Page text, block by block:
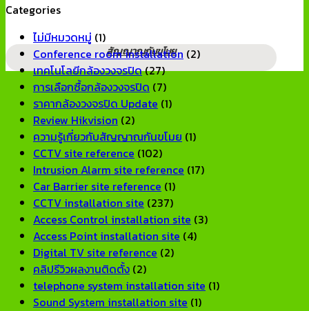
สัญญาณกันขโมย
และ
ออฟฟิศ
[2026]
ขนาด
ใหญ่
[2026]
รีวิว
จาก
การ
ใช้
งาน
จริง
[2026]
ยี่ห้อ
ไหน
ดี?
แนะนำ
แบรนด์
ที่
ทน
และ
เชื่อ
ถือ
ได้
ปี
2026
ราค
Categories
ไม่มีหมวดหมู่ (1)
Conference room installation (2)
เทคโนโลยีกล้องวงจรปิด(27)
การเลือกซื้อกล้องวงจรปิด (7)
ราคากล้องวงจรปิด Update (1)
Review Hikvision (2)
ความรู้เกี่ยวกับสัญญาณกันขโมย (1)
CCTV site reference (102)
Intrusion Alarm site reference (17)
Car Barrier site reference (1)
CCTV installation site (237)
Access Control installation site (3)
Access Point installation site (4)
Digital TV site reference (2)
คลิปรีวิวผลงานติดตั้ง (2)
telephone system installation site (1)
Sound System installation site (1)